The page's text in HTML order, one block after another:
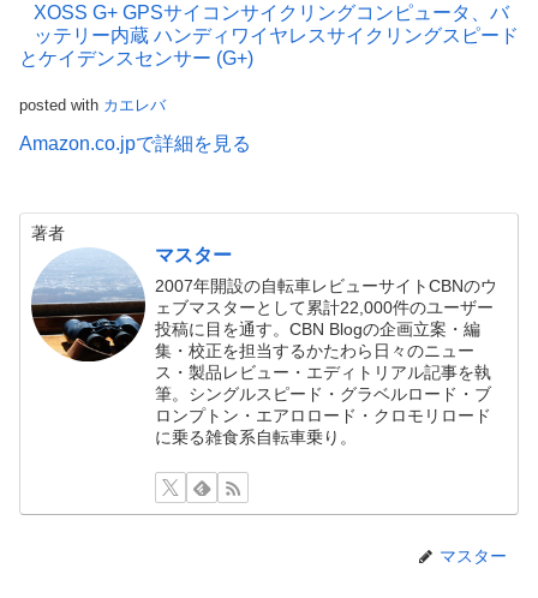
XOSS G+ GPSサイコンサイクリングコンピュータ、バ
ッテリー内蔵 ハンディワイヤレスサイクリングスピード
とケイデンスセンサー (G+)
posted with カエレバ
Amazon.co.jpで詳細を見る
著者
マスター
2007年開設の自転車レビューサイトCBNのウ
ェブマスターとして累計22,000件のユーザー
投稿に目を通す。CBN Blogの企画立案・編
集・校正を担当するかたわら日々のニュー
ス・製品レビュー・エディトリアル記事を執
筆。シングルスピード・グラベルロード・ブ
ロンプトン・エアロロード・クロモリロード
に乗る雑食系自転車乗り。
マスター